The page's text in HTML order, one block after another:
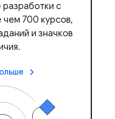
с
700 курсов,
и значков
keyboard_arrow_right